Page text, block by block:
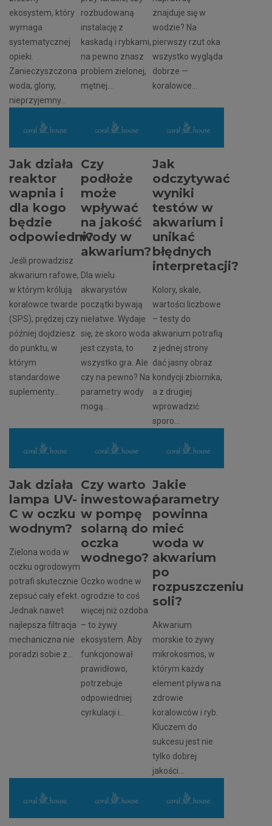
ekosystem, który
wymaga
systematycznej
opieki.
Zanieczyszczona
woda, glony,
nieprzyjemny...
rozbudowaną
instalację z
kaskadą i rybkami,
na pewno znasz
problem zielonej,
mętnej...
znajduje się w
wodzie? Na
pierwszy rzut oka
wszystko wygląda
dobrze —
koralowce...
Jak działa
reaktor
wapnia i
dla kogo
będzie
odpowiedni?
Jeśli prowadzisz
akwarium rafowe,
w którym królują
koralowce twarde
(SPS), prędzej czy
później dojdziesz
do punktu, w
którym
standardowe
suplementy...
Czy
podłoże
może
wpływać
na jakość
wody w
akwarium?
Dla wielu
akwarystów
początki bywają
niełatwe. Wydaje
się, że skoro woda
jest czysta, to
wszystko gra. Ale
czy na pewno? Na
parametry wody
mogą...
Jak
odczytywać
wyniki
testów w
akwarium i
unikać
błędnych
interpretacji?
Kolory, skale,
wartości liczbowe
– testy do
akwarium potrafią
z jednej strony
dać jasny obraz
kondycji zbiornika,
a z drugiej
wprowadzić
sporo...
Jak działa
lampa UV-
C w oczku
wodnym?
Zielona woda w
oczku ogrodowym
potrafi skutecznie
zepsuć cały efekt.
Jednak nawet
najlepsza filtracja
mechaniczna nie
poradzi sobie z...
Czy warto
inwestować
w pompę
solarną do
oczka
wodnego?
Oczko wodne w
ogrodzie to coś
więcej niż ozdoba
– to żywy
ekosystem. Aby
funkcjonował
prawidłowo,
potrzebuje
odpowiedniej
cyrkulacji i...
Jakie
parametry
powinna
mieć
woda w
akwarium
po
rozpuszczeniu
soli?
Akwarium
morskie to żywy
mikrokosmos, w
którym każdy
element pływa na
zdrowie
koralowców i ryb.
Kluczem do
sukcesu jest nie
tylko dobrej
jakości...